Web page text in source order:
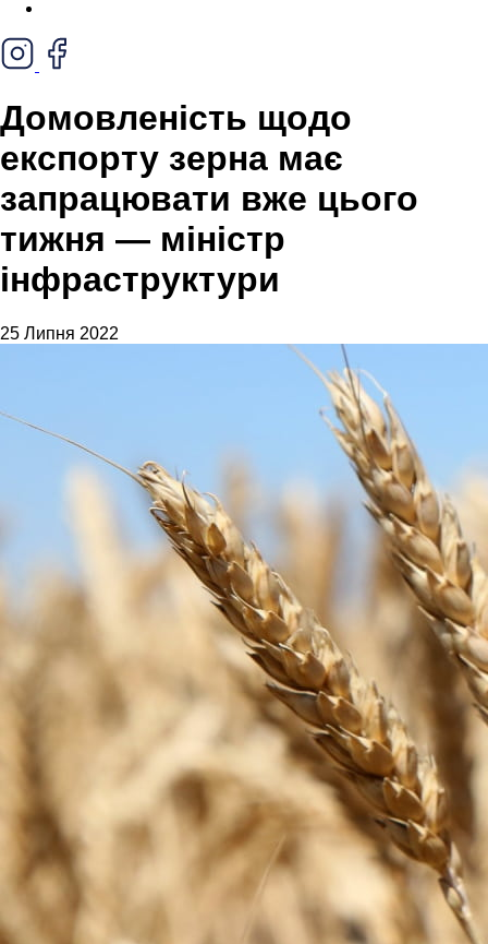
Домовленість щодо
експорту зерна має
запрацювати вже цього
тижня — міністр
інфраструктури
25 Липня 2022